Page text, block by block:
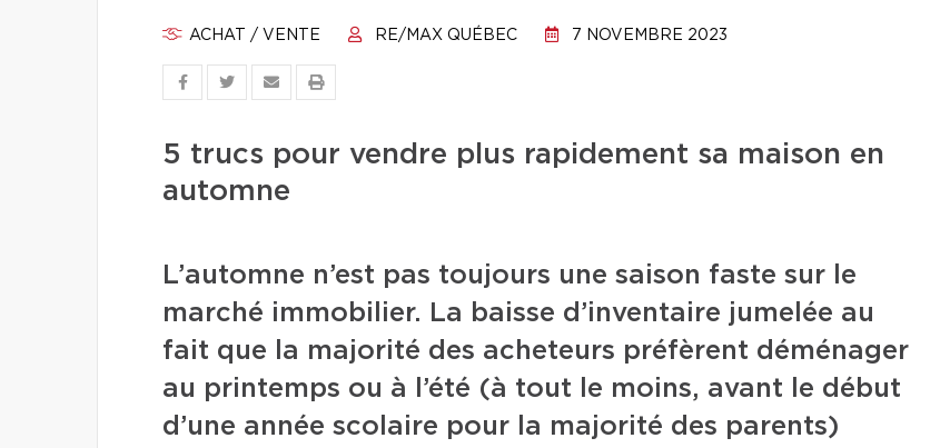
ACHAT / VENTE RE/MAX QUÉBEC 7 NOVEMBRE 2023
5 trucs pour vendre plus rapidement sa maison en
automne
L’automne n’est pas toujours une saison faste sur le
marché immobilier. La baisse d’inventaire jumelée au
fait que la majorité des acheteurs préfèrent déménager
au printemps ou à l’été (à tout le moins, avant le début
d’une année scolaire pour la majorité des parents)